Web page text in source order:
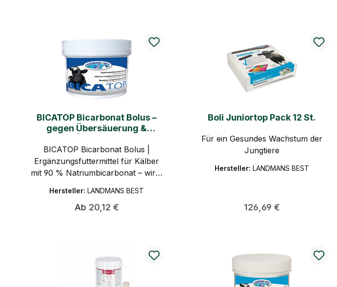
BICATOP Bicarbonat Bolus –
gegen Übersäuerung &
BICATOP Bicarbonat Bolus |
Ergänzungsfuttermittel für Kälber
mit 90 % Natriumbicarbonat – wirkt
Trinklust und Stabilität bei Kälbern |
Ideal bei Durchfall oder nach der
Hersteller: LANDMANS BEST
Regulärer Preis:
Ab 20,12 €
Boli Juniortop Pack 12 St.
Für ein Gesundes Wachstum der
Jungtiere
Hersteller: LANDMANS BEST
Regulärer Preis:
126,69 €